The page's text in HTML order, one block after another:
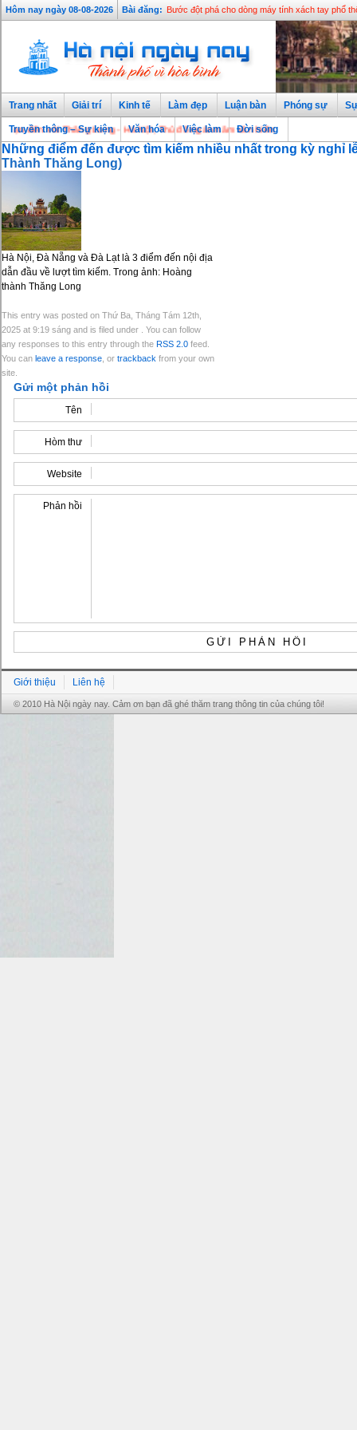
Hôm nay ngày 08-08-2026 Bài đăng: Bước đột phá cho dòng máy tính xách tay phổ
đến với Thăng Long - Hà Nội, Thủ đô ngàn năm văn hiến
Trang nhất Giải trí Kinh tế Làm đẹp Luận bàn Phóng sự
Truyền thông – Sự kiện Văn hóa Việc làm Đời sống
Những điểm đến được tìm kiếm nhiều nhất trong kỳ nghỉ
Thành Thăng Long)
Hà Nội, Đà Nẵng và Đà Lạt là 3 điểm đến nội địa
dẫn đầu về lượt tìm kiếm. Trong ảnh: Hoàng
thành Thăng Long
This entry was posted on Thứ Ba, Tháng Tám 12th,
2025 at 9:19 sáng and is filed under . You can follow
any responses to this entry through the RSS 2.0 feed.
You can leave a response , or trackback from your own
site.
Gửi một phản hồi
Tên
Hòm thư
Website
Phản hồi
Giới thiệu Liên hệ
© 2010 Hà Nội ngày nay. Cảm ơn bạn đã ghé thăm trang thông tin của chúng tôi!